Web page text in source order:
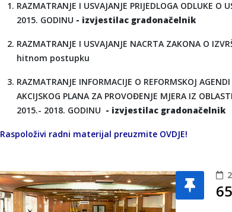
RAZMATRANJE I USVAJANJE PRIJEDLOGA ODLUKE
2015. GODINU - izvjestilac gradonačelnik
RAZMATRANJE I USVAJANJE NACRTA ZAKONA O
hitnom postupku
RAZMATRANJE INFORMACIJE O REFORMSKOJ
AKCIJSKOG PLANA ZA PROVOĐENJE MJERA IZ
2015.- 2018. GODINU - izvjestilac gradonačelnik
Raspoloživi radni materijal preuzmite OVDJE!